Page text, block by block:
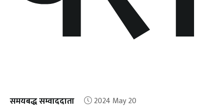
समयबद्ध सम्वाददाता 2024 May 20